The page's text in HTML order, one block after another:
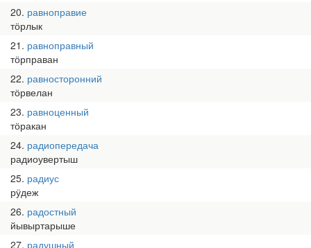
20 равноправие
тӧрлык
21 равноправный
тӧрправан
22 равносторонний
тӧрвелан
23 равноценный
тӧракан
24 радиопередача
радиоувертыш
25 радиус
рӱдеж
26 радостный
йывыртарыше
27 радушный